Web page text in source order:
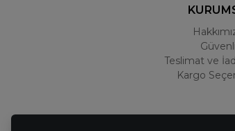
Teslimat ve
Kargo